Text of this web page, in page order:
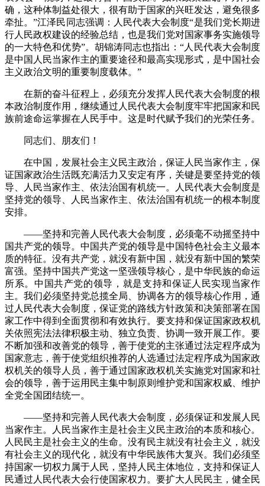
确，这种体制益处很大，很有助于国家的兴旺发达，避免很多
牵扯。”江泽民同志强调：人民代表大会制度“是我们党长期进
行人民政权建设的经验总结，也是我们党对国家事务实施领导
的一大特色和优势”。胡锦涛同志也指出：“人民代表大会制度
是中国人民当家作主的重要途径和最高实现形式，是中国社会
主义政治文明的重要制度载体。”
在新的奋斗征程上，必须充分发挥人民代表大会制度的根
本政治制度作用，继续通过人民代表大会制度牢牢把国家和民
族前途命运掌握在人民手中。这是时代赋予我们的光荣任务。
同志们、朋友们！
在中国，发展社会主义民主政治，保证人民当家作主，保
证国家政治生活既充满活力又安定有序，关键是要坚持党的领
导、人民当家作主、依法治国有机统一。人民代表大会制度是
坚持党的领导、人民当家作主、依法治国有机统一的根本制度
安排。
——坚持和完善人民代表大会制度，必须毫不动摇坚持中
国共产党的领导。中国共产党的领导是中国特色社会主义最本
质的特征。没有共产党，就没有新中国，就没有新中国的繁荣
富强。坚持中国共产党这一坚强领导核心，是中华民族的命运
所系。中国共产党的领导，就是支持和保证人民实现当家作
主。我们必须坚持党总揽全局、协调各方的领导核心作用，通
过人民代表大会制度，保证党的路线方针政策和决策部署在国
家工作中得到全面贯彻和有效执行。要支持和保证国家政权机
关依照宪法法律积极主动、独立负责、协调一致开展工作。要
不断加强和改善党的领导，善于使党的主张通过法定程序成为
国家意志，善于使党组织推荐的人选通过法定程序成为国家政
权机关的领导人员，善于通过国家政权机关实施党对国家和社
会的领导，善于运用民主集中制原则维护党和国家权威、维护
全党全国团结统一。
——坚持和完善人民代表大会制度，必须保证和发展人民
当家作主。人民当家作主是社会主义民主政治的本质和核心。
人民民主是社会主义的生命。没有民主就没有社会主义，就没
有社会主义的现代化，就没有中华民族伟大复兴。我们必须坚
持国家一切权力属于人民，坚持人民主体地位，支持和保证人
民通过人民代表大会行使国家权力。要扩大人民民主，健全民